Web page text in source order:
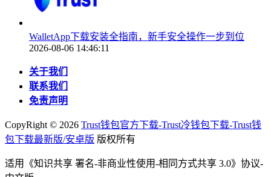
WalletApp下载安装全指南，新手安全操作一步到位
2026-08-06 14:46:11
关于我们
联系我们
免责声明
CopyRight © 2026 Trust钱包官方下载-Trust冷钱包下载-Trust钱
包下载最新版/安卓版 版权所有
适用《知识共享 署名-非商业性使用-相同方式共享 3.0》协议-